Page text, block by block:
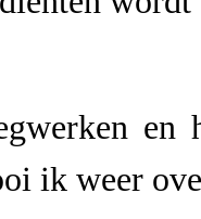
en
ik weer